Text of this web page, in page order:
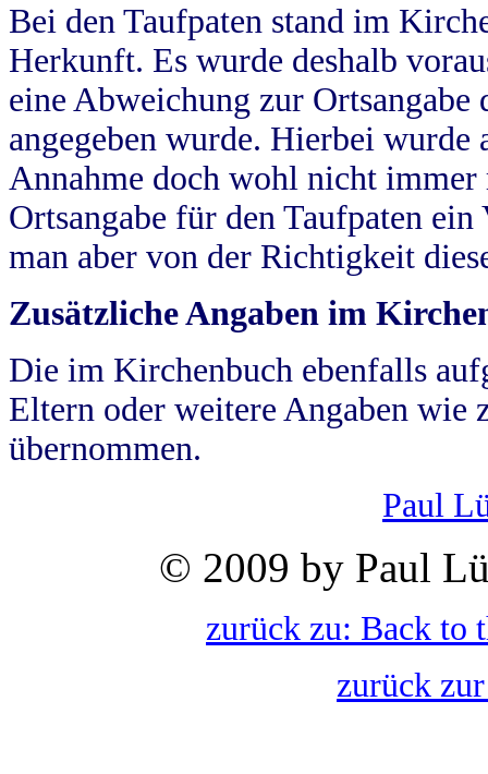
Bei den Taufpaten stand im
Herkunft. Es wurde deshalb
eine Abweichung zur
angegeben wurde. Hierbei wurde
Annahme doch wohl nicht
Ortsangabe für den Taufpaten
man aber von der Richtigkeit
Zusätzliche Angaben im
Die im Kirchenbuch ebenfalls
Eltern oder weitere Angaben wie
übernommen.
Paul
© 2009 by Paul
zurück zu: Back to
zurück